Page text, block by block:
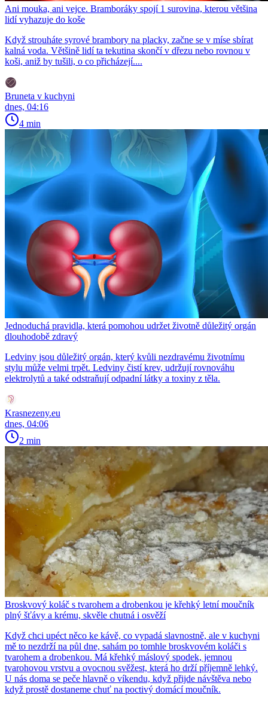
Ani mouka, ani vejce. Bramboráky spojí 1 surovina, kterou většina
lidí vyhazuje do koše
Když strouháte syrové brambory na placky, začne se v míse sbírat
kalná voda. Většině lidí ta tekutina skončí v dřezu nebo rovnou v
koši, aniž by tušili, o co přicházejí....
Bruneta v kuchyni
dnes, 04:16
4 min
Jednoduchá pravidla, která pomohou udržet životně důležitý orgán
dlouhodobě zdravý
Ledviny jsou důležitý orgán, který kvůli nezdravému životnímu
stylu může velmi trpět. Ledviny čistí krev, udržují rovnováhu
elektrolytů a také odstraňují odpadní látky a toxiny z těla.
Krasnezeny.eu
dnes, 04:06
2 min
Broskvový koláč s tvarohem a drobenkou je křehký letní moučník
plný šťávy a krému, skvěle chutná i osvěží
Když chci upéct něco ke kávě, co vypadá slavnostně, ale v kuchyni
mě to nezdrží na půl dne, sahám po tomhle broskvovém koláči s
tvarohem a drobenkou. Má křehký máslový spodek, jemnou
tvarohovou vrstvu a ovocnou svěžest, která ho drží příjemně lehký.
U nás doma se peče hlavně o víkendu, když přijde návštěva nebo
když prostě dostaneme chuť na poctivý domácí moučník.